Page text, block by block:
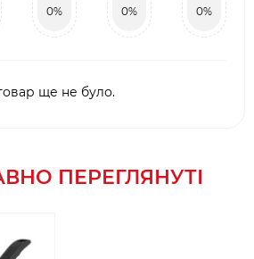
0% 0% 0%
ще не було.
ПЕРЕГЛЯНУТІ